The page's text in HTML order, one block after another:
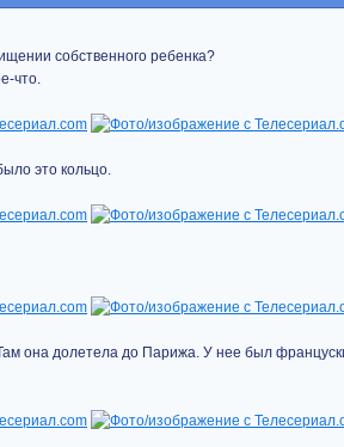
собственного ребенка?
что.
это кольцо.
она долетела до Парижа. У нее был